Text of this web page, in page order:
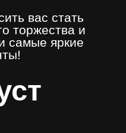
вас стать
торжества и
самые яркие